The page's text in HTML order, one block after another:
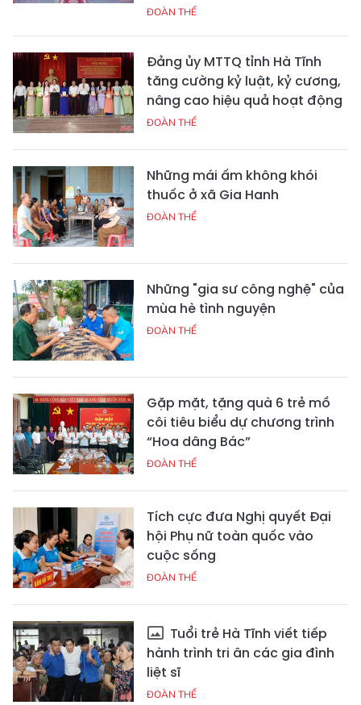
ĐOÀN THỂ
Đảng ủy MTTQ tỉnh Hà Tĩnh
tăng cường kỷ luật, kỷ cương,
nâng cao hiệu quả hoạt động
ĐOÀN THỂ
Những mái ấm không khói
thuốc ở xã Gia Hanh
ĐOÀN THỂ
Những "gia sư công nghệ" của
mùa hè tình nguyện
ĐOÀN THỂ
Gặp mặt, tặng quà 6 trẻ mồ
côi tiêu biểu dự chương trình
“Hoa dâng Bác”
ĐOÀN THỂ
Tích cực đưa Nghị quyết Đại
hội Phụ nữ toàn quốc vào
cuộc sống
ĐOÀN THỂ
Tuổi trẻ Hà Tĩnh viết tiếp
hành trình tri ân các gia đình
liệt sĩ
ĐOÀN THỂ